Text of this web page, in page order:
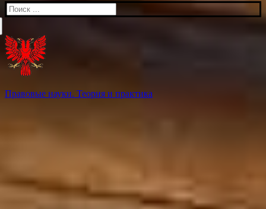
Искать:
Правовые науки. Теория и практика